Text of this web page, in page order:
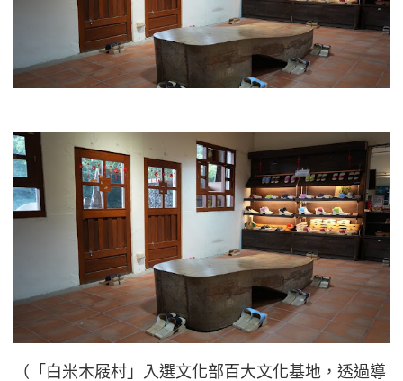
（「白米木屐村」入選文化部百大文化基地，透過導